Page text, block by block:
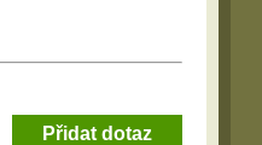
Přidat dotaz